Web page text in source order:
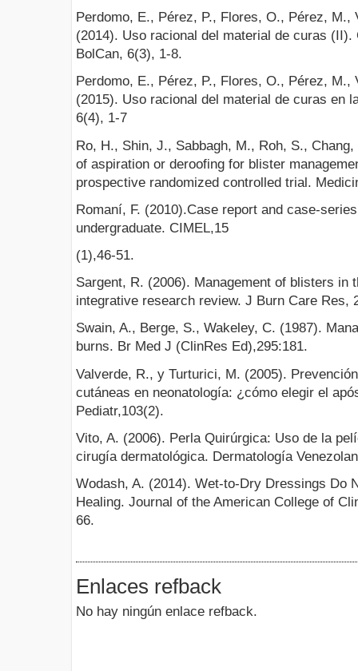
Perdomo, E., Pérez, P., Flores, O., Pérez,
(2014). Uso racional del material de curas (II).
BolCan, 6(3), 1-8.
Perdomo, E., Pérez, P., Flores, O., Pérez,
(2015). Uso racional del material de curas en
6(4), 1-7
Ro, H., Shin, J., Sabbagh, M., Roh, S.,
of aspiration or deroofing for blister
prospective randomized controlled trial.
Romaní, F. (2010).Case report and case-
undergraduate. CIMEL,15
(1),46-51.
Sargent, R. (2006). Management of blisters in
integrative research review. J Burn Care Res,
Swain, A., Berge, S., Wakeley, C. (1987).
burns. Br Med J (ClinRes Ed),295:181.
Valverde, R., y Turturici, M. (2005).
cutáneas en neonatología: ¿cómo elegir el
Pediatr,103(2).
Vito, A. (2006). Perla Quirúrgica: Uso de la
cirugía dermatológica. Dermatología
Wodash, A. (2014). Wet-to-Dry Dressings Do
Healing. Journal of the American College of
66.
Enlaces refback
No hay ningún enlace refback.